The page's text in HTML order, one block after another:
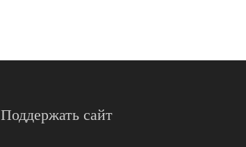
Поддержать сайт